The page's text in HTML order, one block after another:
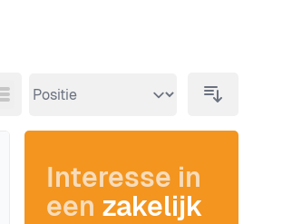
Interesse in
een zakelijk